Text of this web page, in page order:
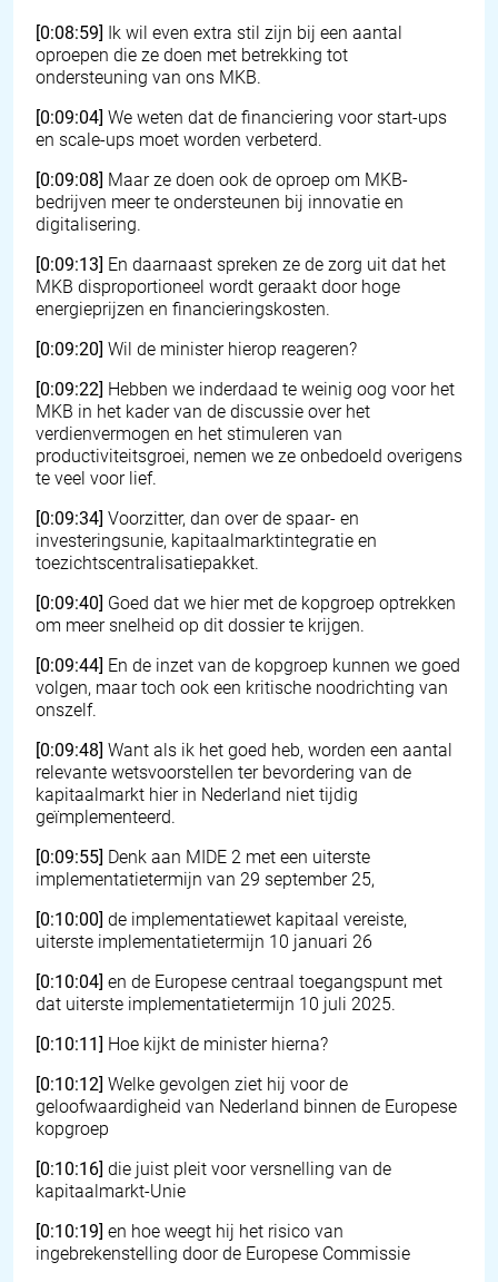
[0:08:59] Ik wil even extra stil zijn bij een aantal
oproepen die ze doen met betrekking tot
ondersteuning van ons MKB.
[0:09:04] We weten dat de financiering voor start-ups
en scale-ups moet worden verbeterd.
[0:09:08] Maar ze doen ook de oproep om MKB-
bedrijven meer te ondersteunen bij innovatie en
digitalisering.
[0:09:13] En daarnaast spreken ze de zorg uit dat het
MKB disproportioneel wordt geraakt door hoge
energieprijzen en financieringskosten.
[0:09:20] Wil de minister hierop reageren?
[0:09:22] Hebben we inderdaad te weinig oog voor het
MKB in het kader van de discussie over het
verdienvermogen en het stimuleren van
productiviteitsgroei, nemen we ze onbedoeld overigens
te veel voor lief.
[0:09:34] Voorzitter, dan over de spaar- en
investeringsunie, kapitaalmarktintegratie en
toezichtscentralisatiepakket.
[0:09:40] Goed dat we hier met de kopgroep optrekken
om meer snelheid op dit dossier te krijgen.
[0:09:44] En de inzet van de kopgroep kunnen we goed
volgen, maar toch ook een kritische noodrichting van
onszelf.
[0:09:48] Want als ik het goed heb, worden een aantal
relevante wetsvoorstellen ter bevordering van de
kapitaalmarkt hier in Nederland niet tijdig
geïmplementeerd.
[0:09:55] Denk aan MIDE 2 met een uiterste
implementatietermijn van 29 september 25,
[0:10:00] de implementatiewet kapitaal vereiste,
uiterste implementatietermijn 10 januari 26
[0:10:04] en de Europese centraal toegangspunt met
dat uiterste implementatietermijn 10 juli 2025.
[0:10:11] Hoe kijkt de minister hierna?
[0:10:12] Welke gevolgen ziet hij voor de
geloofwaardigheid van Nederland binnen de Europese
kopgroep
[0:10:16] die juist pleit voor versnelling van de
kapitaalmarkt-Unie
[0:10:19] en hoe weegt hij het risico van
ingebrekenstelling door de Europese Commissie